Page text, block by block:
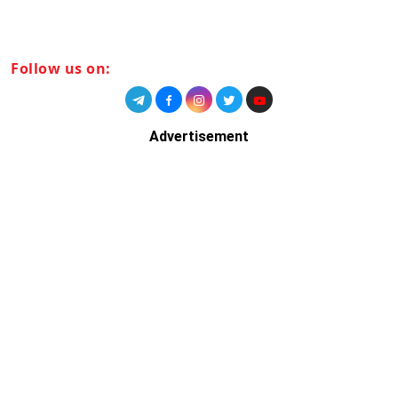
Follow us on:
Advertisement